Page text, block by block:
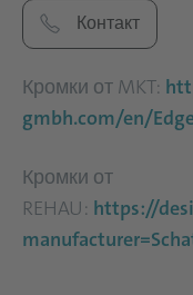
Контакт
Кромки от MKT:
gmbh.com/en/
Кромки от
REHAU: https://